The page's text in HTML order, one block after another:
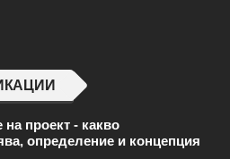
на проект - какво
определение и концепция